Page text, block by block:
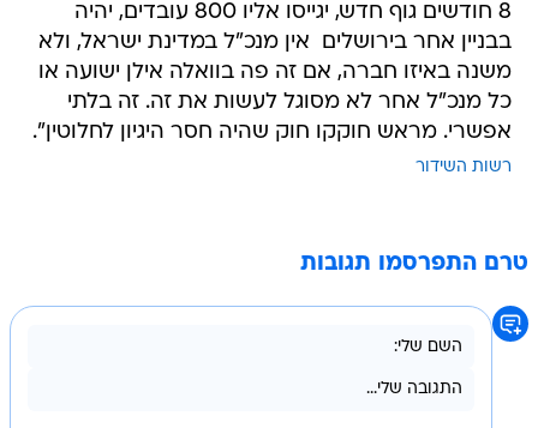
8 חודשים גוף חדש, יגייסו אליו 800 עובדים, יהיה
בבניין אחר בירושלים  אין מנכ"ל במדינת ישראל, ולא
משנה באיזו חברה, אם זה פה בוואלה אילן ישועה או
כל מנכ"ל אחר לא מסוגל לעשות את זה. זה בלתי
אפשרי. מראש חוקקו חוק שהיה חסר היגיון לחלוטין".
רשות השידור
טרם התפרסמו תגובות